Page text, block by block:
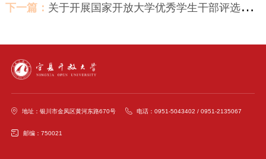
下一篇： 关于开展国家开放大学优秀学生干部评选工作的通知
地址：银川市金凤区黄河东路670号 电话：0951-5043402 / 0951-2135067
邮编：750021